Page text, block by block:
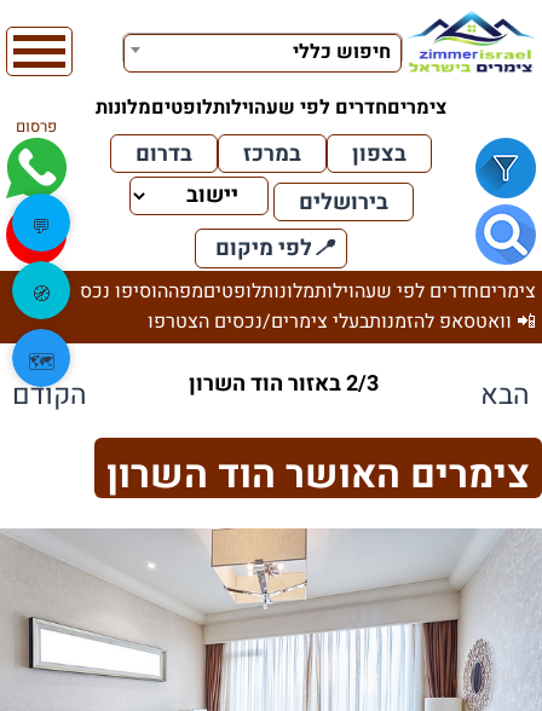
חיפוש כללי
צימריםחדרים לפי שעהוילותלופטיםמלונות
פרסום
בצפון במרכז
בדרום
בירושלים
📍לפי מיקום
צימריםחדרים לפי שעהוילותמלונותלופטיםמפההוסיפו נכס
📲 וואטסאפ להזמנותבעלי צימרים/נכסים הצטרפו
הבא 2/3 באזור הוד השרון הקודם
צימרים האושר הוד השרון
💬
🧭
🗺️